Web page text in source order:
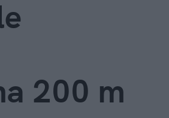
200 m